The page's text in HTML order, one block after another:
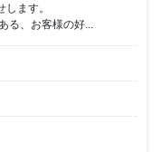
ます。
る、お客様の好...